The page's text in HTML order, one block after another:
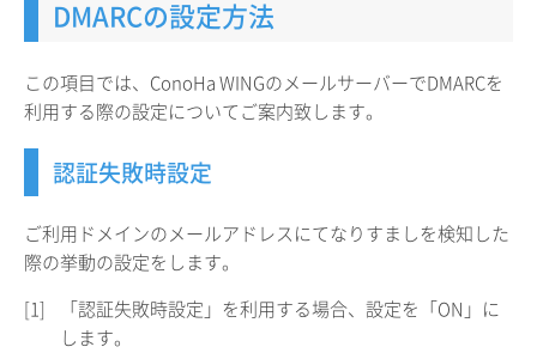
DMARCの設定方法
この項目では、ConoHa WINGのメールサーバーでDMARCを
利用する際の設定についてご案内致します。
認証失敗時設定
ご利用ドメインのメールアドレスにてなりすましを検知した
際の挙動の設定をします。
[1]
「認証失敗時設定」を利用する場合、設定を「ON」に
します。